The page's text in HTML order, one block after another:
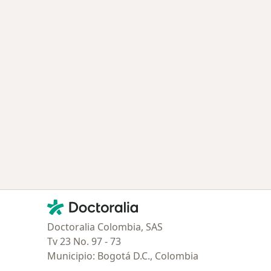
Contacto
Doctoralia - Página de inicio
Doctoralia Colombia, SAS
Tv 23 No. 97 - 73
Municipio: Bogotá D.C., Colombia